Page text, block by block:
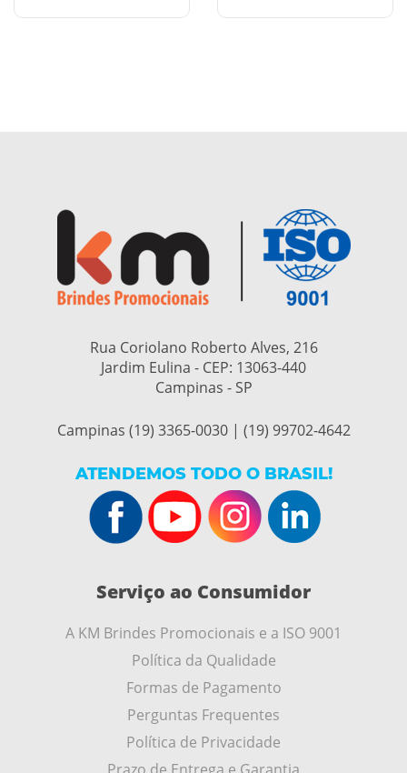
Rua Coriolano Roberto Alves, 216
Jardim Eulina - CEP: 13063-440
Campinas - SP
Campinas (19) 3365-0030 | (19) 99702-4642
ATENDEMOS TODO O BRASIL!
Serviço ao Consumidor
A KM Brindes Promocionais e a ISO 9001
Política da Qualidade
Formas de Pagamento
Perguntas Frequentes
Política de Privacidade